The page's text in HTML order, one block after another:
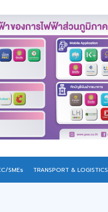
SMEs TRANSPORT & LOGISTICS